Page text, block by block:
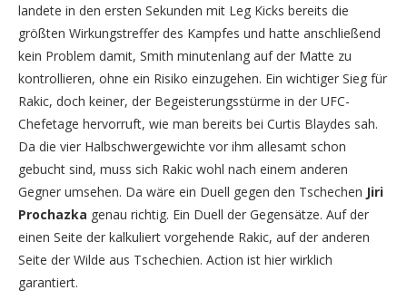
landete in den ersten Sekunden mit Leg Kicks bereits die
größten Wirkungstreffer des Kampfes und hatte anschließend
kein Problem damit, Smith minutenlang auf der Matte zu
kontrollieren, ohne ein Risiko einzugehen. Ein wichtiger Sieg für
Rakic, doch keiner, der Begeisterungsstürme in der UFC-
Chefetage hervorruft, wie man bereits bei Curtis Blaydes sah.
Da die vier Halbschwergewichte vor ihm allesamt schon
gebucht sind, muss sich Rakic wohl nach einem anderen
Gegner umsehen. Da wäre ein Duell gegen den Tschechen Jiri
Prochazka genau richtig. Ein Duell der Gegensätze. Auf der
einen Seite der kalkuliert vorgehende Rakic, auf der anderen
Seite der Wilde aus Tschechien. Action ist hier wirklich
garantiert.